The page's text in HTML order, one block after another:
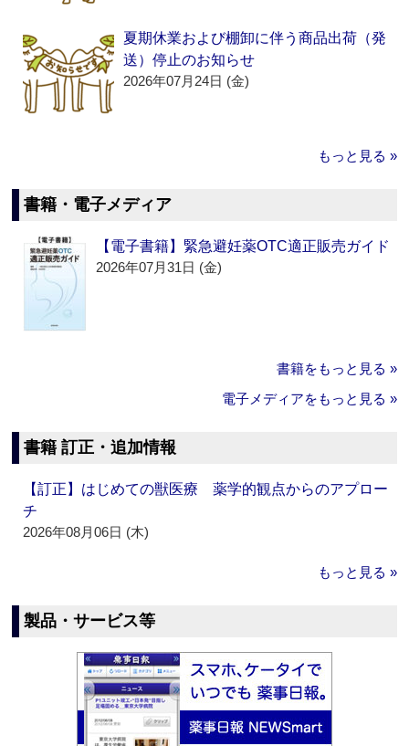
夏期休業および棚卸に伴う商品出荷（発
送）停止のお知らせ
2026年07月24日 (金)
もっと見る »
書籍・電子メディア
【電子書籍】緊急避妊薬OTC適正販売ガイド
2026年07月31日 (金)
書籍をもっと見る »
電子メディアをもっと見る »
書籍 訂正・追加情報
【訂正】はじめての獣医療 薬学的観点からのアプロー
チ
2026年08月06日 (木)
もっと見る »
製品・サービス等